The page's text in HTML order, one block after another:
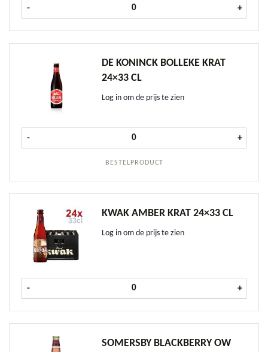
- Hertog Jan Karakter krat 4x6x30 cl
+
DE KONINCK BOLLEKE KRAT
24×33 CL
Log in om de prijs te zien
BESTELPRODUCT
- De Koninck Bolleke krat 24x33 cl
+
KWAK AMBER KRAT 24×33 CL
Log in om de prijs te zien
- Kwak Amber krat 24x33 cl aantal
+
SOMERSBY BLACKBERRY OW